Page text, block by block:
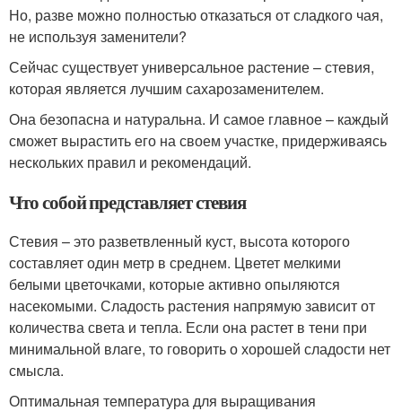
Но, разве можно полностью отказаться от сладкого чая,
не используя заменители?
Сейчас существует универсальное растение – стевия,
которая является лучшим сахарозаменителем.
Она безопасна и натуральна. И самое главное – каждый
сможет вырастить его на своем участке, придерживаясь
нескольких правил и рекомендаций.
Что собой представляет стевия
Стевия – это разветвленный куст, высота которого
составляет один метр в среднем. Цветет мелкими
белыми цветочками, которые активно опыляются
насекомыми. Сладость растения напрямую зависит от
количества света и тепла. Если она растет в тени при
минимальной влаге, то говорить о хорошей сладости нет
смысла.
Оптимальная температура для выращивания